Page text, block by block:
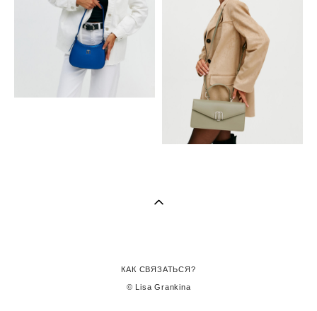
КАК СВЯЗАТЬСЯ?
© Lisa Grankina